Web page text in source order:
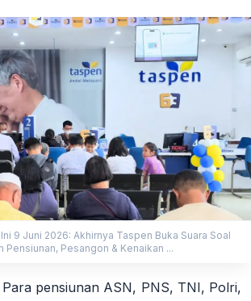
9 Juni 2026: Akhirnya Taspen Buka Suara Soal
Pensiunan, Pesangon & Kenaikan ...
Para pensiunan ASN, PNS, TNI, Polri,